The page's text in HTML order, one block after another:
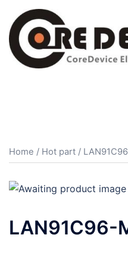
Home / Hot part /
LAN91C96-